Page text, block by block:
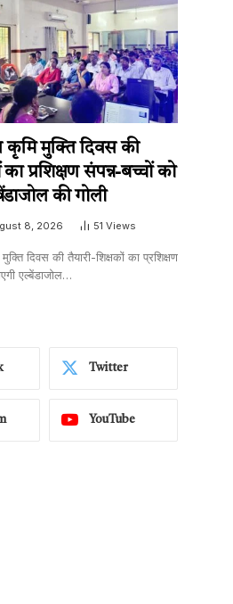
कृमि मुक्ति दिवस की
का प्रशिक्षण संपन्न-बच्चों को
की गोली
8, 2026 51 Views
दिवस की तैयारी-शिक्षकों का प्रशिक्षण
एल्बेंडाजोल…
Twitter
YouTube